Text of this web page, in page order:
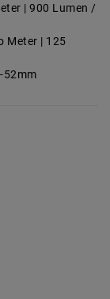
| 900 Lumen /
Meter | 125
52mm